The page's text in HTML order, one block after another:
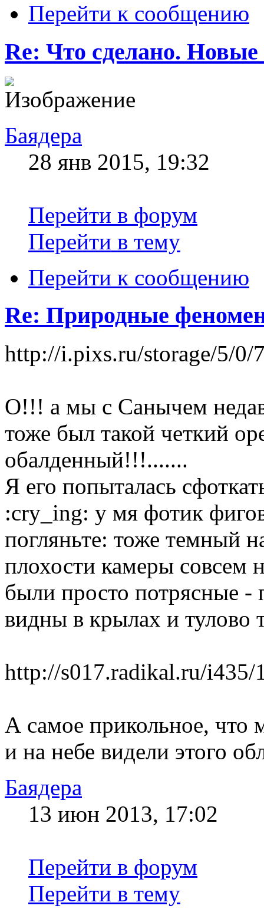
Перейти к сообщению
Re: Что сделано.
Баядера
28 янв 2015, 19:32
Перейти в форум
Перейти в тему
Перейти к сообщению
Re: Природные
http://i.pixs.ru/storage/5/0/
О!!! а мы с Санычем
тоже был такой четкий
обалденный!!!.......
Я его попыталась
:cry_ing: у мя фотик
погляньте: тоже темный
плохости камеры совсем
были просто потрясные
видны в крылах и
http://s017.radikal.ru/i435/
А самое прикольное, что
и на небе видели этого
Баядера
13 июн 2013, 17:02
Перейти в форум
Перейти в тему